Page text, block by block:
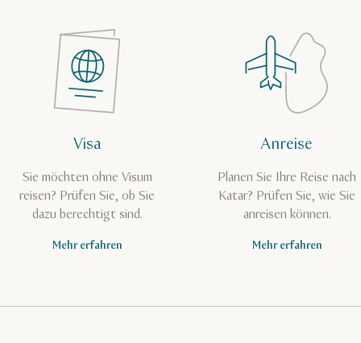
Visa
Sie möchten ohne Visum
reisen? Prüfen Sie, ob Sie
dazu berechtigt sind.
Mehr erfahren
Anreise
Planen Sie Ihre Reise nach
Katar? Prüfen Sie, wie Sie
anreisen können.
Mehr erfahren